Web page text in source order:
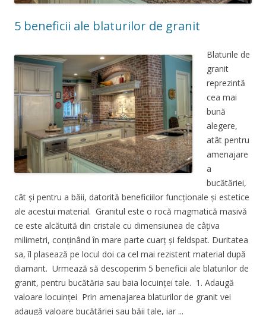
5 beneficii ale blaturilor de granit
Blaturile de
granit
reprezintă
cea mai
bună
alegere,
atât pentru
amenajare
a
bucătăriei,
cât și pentru a băii, datorită beneficiilor funcționale și estetice
ale acestui material. Granitul este o rocă magmatică masivă
ce este alcătuită din cristale cu dimensiunea de câțiva
milimetri, conținând în mare parte cuarț și feldspat. Duritatea
sa, îl plasează pe locul doi ca cel mai rezistent material după
diamant. Urmează să descoperim 5 beneficii ale blaturilor de
granit, pentru bucătăria sau baia locuinței tale. 1. Adaugă
valoare locuinței Prin amenajarea blaturilor de granit vei
adaugă valoare bucătăriei sau băii tale, iar ...